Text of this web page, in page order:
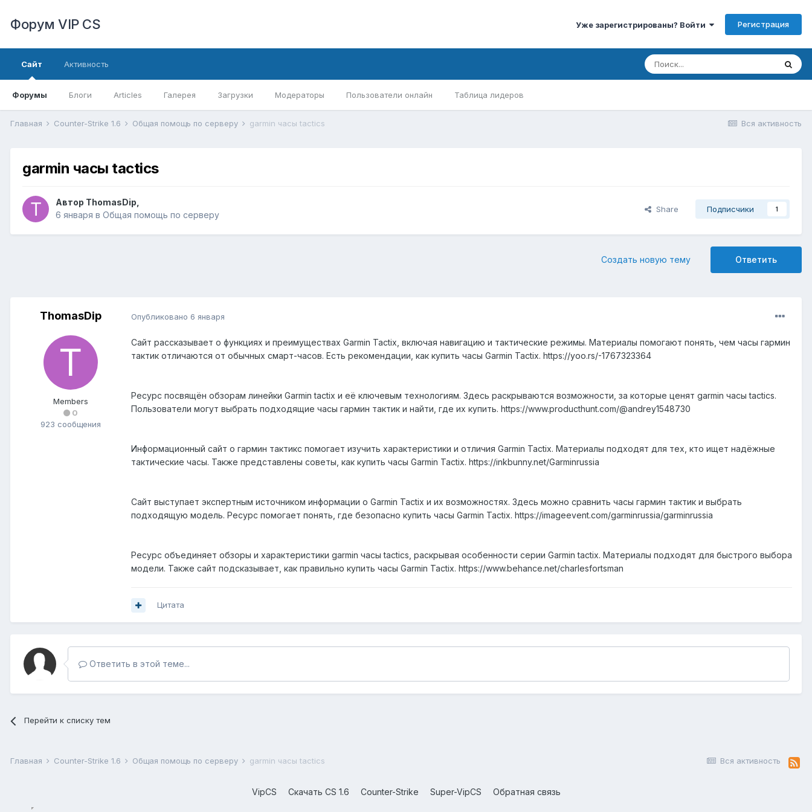
Форум VIP CS Уже зарегистрированы? Войти Регистрация
Сайт
Форумы Блоги Articles Галерея Загрузки Модераторы Пользователи онлайн Таблица лидеров
Активность
Вся активность
Главная Counter-Strike 1.6 Общая помощь по серверу garmin часы tactics
garmin часы tactics
Автор ThomasDip
6 января в Общая помощь по серверу
Share Подписчики 1
Ответить
Создать новую тему
ThomasDip
Members
0
923 сообщения
Опубликовано 6 января
Сайт рассказывает о функциях и преимуществах Garmin Tactix, включая навигацию и тактические режимы. Материалы помогают понять, чем часы гармин
тактик отличаются от обычных смарт-часов. Есть рекомендации, как купить часы Garmin Tactix. https://yoo.rs/-1767323364
Ресурс посвящён обзорам линейки Garmin tactix и её ключевым технологиям. Здесь раскрываются возможности, за которые ценят garmin часы tactics.
Пользователи могут выбрать подходящие часы гармин тактик и найти, где их купить. https://www.producthunt.com/@andrey1548730
Информационный сайт о гармин тактикс помогает изучить характеристики и отличия Garmin Tactix. Материалы подходят для тех, кто ищет надёжные
тактические часы. Также представлены советы, как купить часы Garmin Tactix. https://inkbunny.net/Garminrussia
Сайт выступает экспертным источником информации о Garmin Tactix и их возможностях. Здесь можно сравнить часы гармин тактик и выбрать
подходящую модель. Ресурс помогает понять, где безопасно купить часы Garmin Tactix. https://imageevent.com/garminrussia/garminrussia
Ресурс объединяет обзоры и характеристики garmin часы tactics, раскрывая особенности серии Garmin tactix. Материалы подходят для быстрого выбора
модели. Также сайт подсказывает, как правильно купить часы Garmin Tactix. https://www.behance.net/charlesfortsman
Цитата
Ответить в этой теме...
Перейти к списку тем
Вся активность
Главная Counter-Strike 1.6 Общая помощь по серверу garmin часы tactics
VipCS Скачать CS 1.6 Counter-Strike Super-VipCS Обратная связь